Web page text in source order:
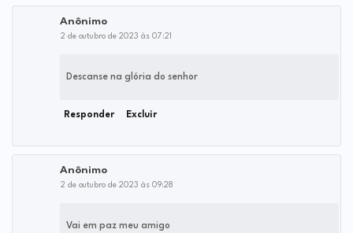
Anônimo
2 de outubro de 2023 às 07:21
Descanse na glória do senhor
Responder Excluir
Anônimo
2 de outubro de 2023 às 09:28
Vai em paz meu amigo